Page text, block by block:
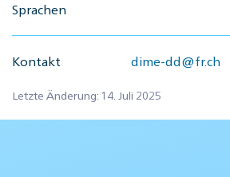
Sprachen
Kontakt dime-dd@fr.ch
Letzte Änderung: 14. Juli 2025